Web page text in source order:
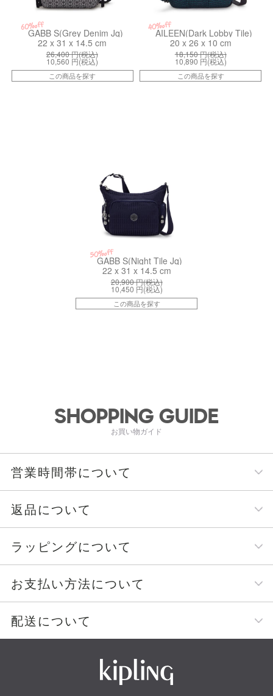
60%off
GABB S(Grey Denim Jq)
22 x 31 x 14.5 cm
26,400円(税込)
10,560 円(税込)
この商品を探す
40%off
AILEEN(Dark Lobby Tile)
20 x 26 x 10 cm
18,150円(税込)
10,890 円(税込)
この商品を探す
50%off
GABB S(Night Tile Jq)
22 x 31 x 14.5 cm
20,900円(税込)
10,450 円(税込)
この商品を探す
SHOPPING GUIDE
お買い物ガイド
営業時間帯について
返品について
ラッピングについて
お支払い方法について
配送について